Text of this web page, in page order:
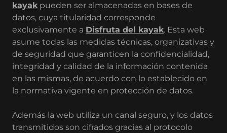
kayakpueden ser almacenadas en bases de
datos, cuya titularidad corresponde
exclusivamente a Disfruta del kayak. Esta web
asume todas las medidas técnicas, organizativas y
de seguridad que garanticen la confidencialidad,
integridad y calidad de la información contenida
en las mismas, de acuerdo con lo establecido en
la normativa vigente en protección de datos.
Además la web utiliza un canal seguro, y los datos
transmitidos son cifrados gracias al protocolo